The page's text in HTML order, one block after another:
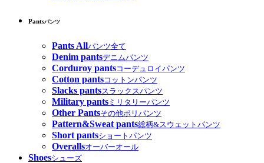
Pantsパンツ
Pants Allパンツ全て
Denim pantsデニムパンツ
Corduroy pantsコーデュロイパンツ
Cotton pantsコットンパンツ
Slacks pantsスラックスパンツ
Military pants ミリタリーパンツ
Other Pantsその他ポリパンツ
Pattern&Sweat pants総柄&スウェットパンツ
Short pantsショートパンツ
Overallsオーバーオール
Shoesシューズ